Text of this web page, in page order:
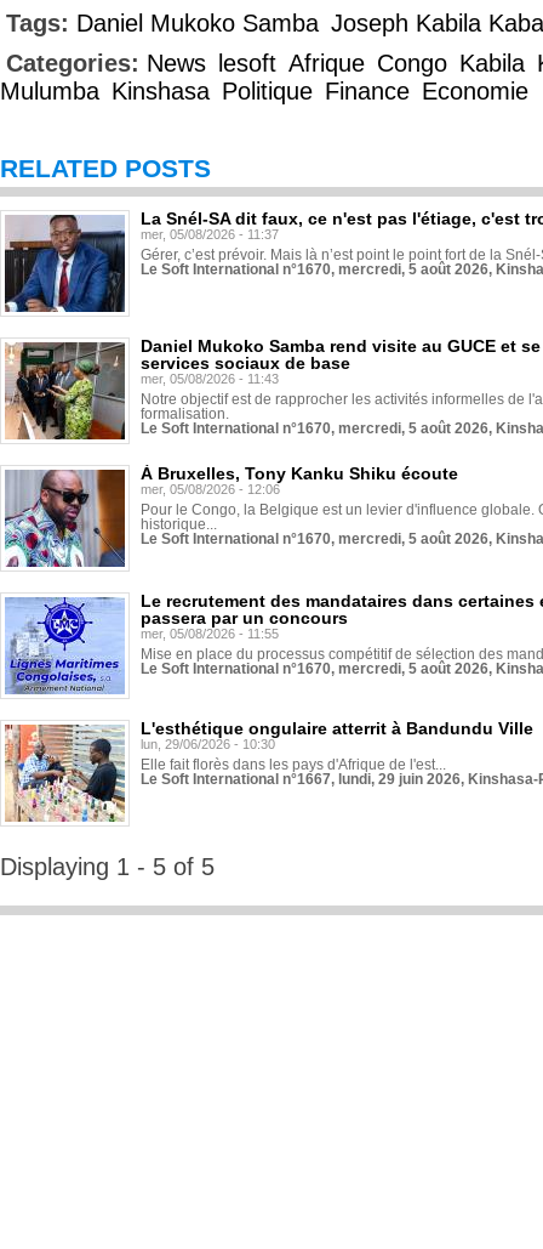
Tags: Daniel Mukoko Samba Joseph Kabila
Categories: News lesoft Afrique Congo Kabila
Mulumba Kinshasa Politique Finance Economie
RELATED POSTS
La Snél-SA dit faux, ce n'est pas l'étiage, c'est
mer, 05/08/2026 - 11:37
Gérer, c’est prévoir. Mais là n’est point le point fort de la
Le Soft International n°1670, mercredi, 5 août 2026,
Daniel Mukoko Samba rend visite au GUCE et
services sociaux de base
mer, 05/08/2026 - 11:43
Notre objectif est de rapprocher les activités informelles de
formalisation.
Le Soft International n°1670, mercredi, 5 août 2026,
À Bruxelles, Tony Kanku Shiku écoute
mer, 05/08/2026 - 12:06
Pour le Congo, la Belgique est un levier d'influence globale.
historique...
Le Soft International n°1670, mercredi, 5 août 2026,
Le recrutement des mandataires dans
passera par un concours
mer, 05/08/2026 - 11:55
Mise en place du processus compétitif de sélection des
Le Soft International n°1670, mercredi, 5 août 2026,
L'esthétique ongulaire atterrit à Bandundu Ville
lun, 29/06/2026 - 10:30
Elle fait florès dans les pays d'Afrique de l'est...
Le Soft International n°1667, lundi, 29 juin 2026,
Displaying 1 - 5 of 5